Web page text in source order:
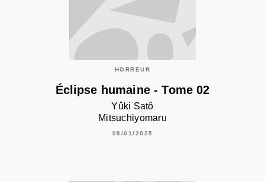
HORREUR
Éclipse humaine - Tome 02
Yûki Satô
Mitsuchiyomaru
08/01/2025